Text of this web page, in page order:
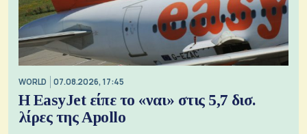
WORLD 07.08.2026, 17:45
Η EasyJet είπε το «ναι» στις 5,7 δισ.
λίρες της Apollo